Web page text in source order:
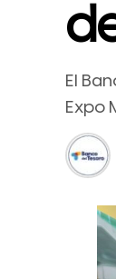
El
Expo